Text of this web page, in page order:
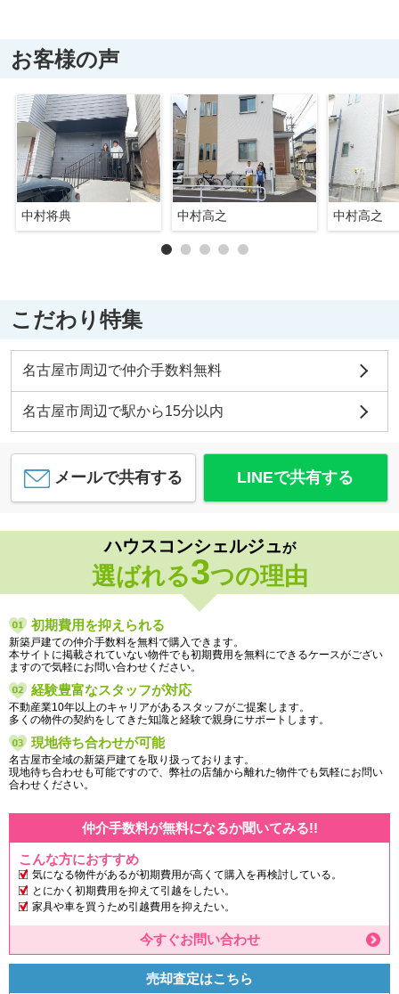
お客様の声
中村将典 中村高之 中村高之
こだわり特集
名古屋市周辺で仲介手数料無料
名古屋市周辺で駅から15分以内
メールで共有する LINEで共有する
ハウスコンシェルジュが
選ばれる3つの理由
初期費用を抑えられる
新築戸建ての仲介手数料を無料で購入できます。
本サイトに掲載されていない物件でも初期費用を無料にできるケースがござい
ますので気軽にお問い合わせください。
経験豊富なスタッフが対応
不動産業10年以上のキャリアがあるスタッフがご提案します。
多くの物件の契約をしてきた知識と経験で親身にサポートします。
現地待ち合わせが可能
名古屋市全域の新築戸建てを取り扱っております。
現地待ち合わせも可能ですので、弊社の店舗から離れた物件でも気軽にお問い
合わせください。
仲介手数料が無料になるか聞いてみる!!
こんな方におすすめ
気になる物件があるが初期費用が高くて購入を再検討している。
とにかく初期費用を抑えて引越をしたい。
家具や車を買うため引越費用を抑えたい。
今すぐお問い合わせ
売却査定はこちら